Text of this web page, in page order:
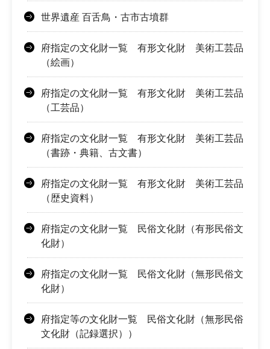
世界遺産 百舌鳥・古市古墳群
府指定の文化財一覧 有形文化財 美術工芸品
（絵画）
府指定の文化財一覧 有形文化財 美術工芸品
（工芸品）
府指定の文化財一覧 有形文化財 美術工芸品
（書跡・典籍、古文書）
府指定の文化財一覧 有形文化財 美術工芸品
（歴史資料）
府指定の文化財一覧 民俗文化財（有形民俗文
化財）
府指定の文化財一覧 民俗文化財（無形民俗文
化財）
府指定等の文化財一覧 民俗文化財（無形民俗
文化財（記録選択））